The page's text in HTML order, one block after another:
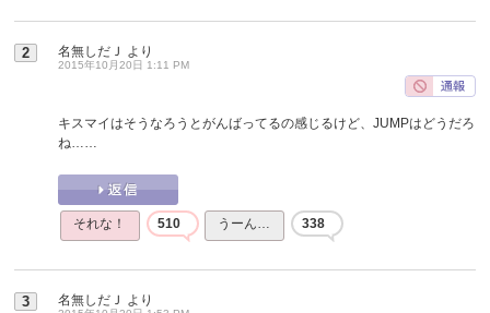
2 名無しだＪ より
2015年10月20日 1:11 PM
キスマイはそうなろうとがんばってるの感じるけど、JUMPはどうだろ
ね……
それな！ 510 うーん… 338
3 名無しだＪ より